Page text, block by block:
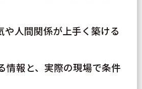
や人間関係が上手く築ける
情報と、実際の現場で条件